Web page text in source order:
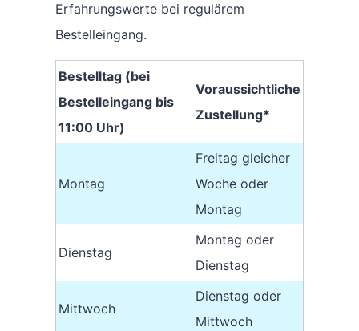
Erfahrungswerte bei regulärem
Bestelleingang.
Bestelltag (bei
Bestelleingang bis
11:00 Uhr)
Voraussichtliche
Zustellung*
Montag
Freitag gleicher
Woche oder
Montag
Dienstag
Montag oder
Dienstag
Mittwoch
Dienstag oder
Mittwoch